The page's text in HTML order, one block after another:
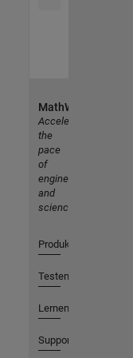
MathWorks
Accelerating
the
pace
of
engineering
and
science
Produkte
Testen oder Kaufen
Lernen
Support